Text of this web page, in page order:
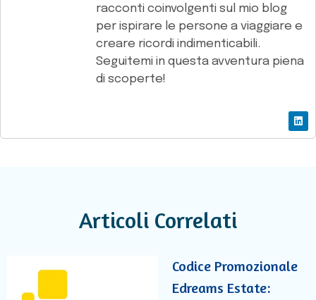
racconti coinvolgenti sul mio blog
per ispirare le persone a viaggiare e
creare ricordi indimenticabili.
Seguitemi in questa avventura piena
di scoperte!
Articoli Correlati
Codice Promozionale
Edreams Estate: